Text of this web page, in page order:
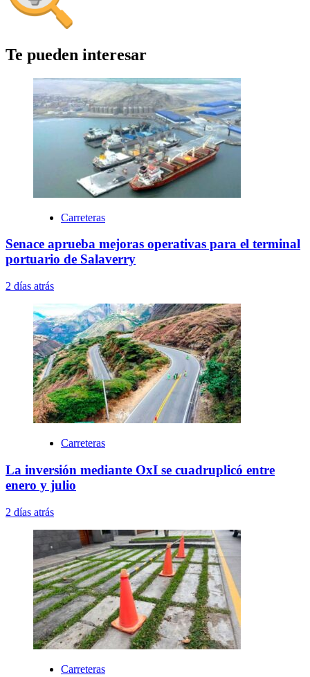
Te pueden interesar
Carreteras
Senace aprueba mejoras operativas para el terminal
portuario de Salaverry
2 días atrás
Carreteras
La inversión mediante OxI se cuadruplicó entre
enero y julio
2 días atrás
Carreteras